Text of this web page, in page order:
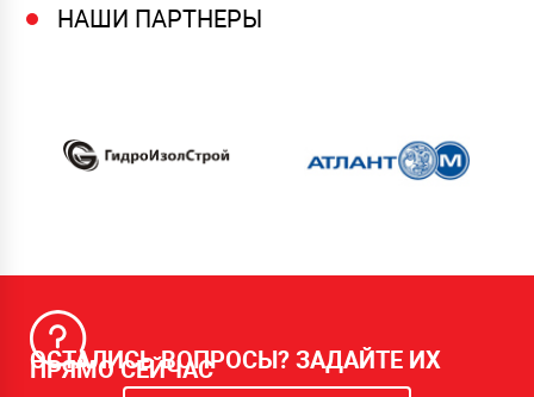
НАШИ ПАРТНЕРЫ
ОСТАЛИСЬ ВОПРОСЫ? ЗАДАЙТЕ ИХ
ПРЯМО СЕЙЧАС